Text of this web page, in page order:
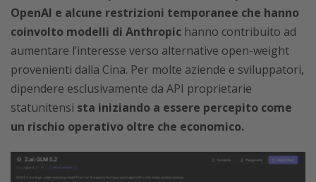
OpenAI e alcune restrizioni temporanee che hanno
coinvolto modelli di Anthropic hanno contribuito ad
aumentare l’interesse verso alternative open-weight
provenienti dalla Cina. Per molte aziende e sviluppatori,
dipendere esclusivamente da API proprietarie
statunitensi sta iniziando a essere percepito come
un rischio operativo oltre che economico.